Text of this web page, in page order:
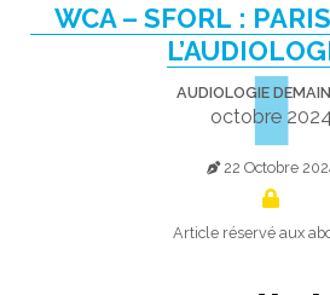
WCA – SFORL :
AUDIOLOGIE
octobre 2024
22 Octobre
Article réservé aux